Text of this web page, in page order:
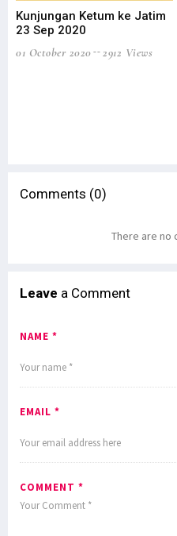
Kunjungan Ketum ke Jatim
23 Sep 2020
01 October 2020
2912 Views
Comments (0)
There are no
Leave a Comment
NAME *
EMAIL *
COMMENT *